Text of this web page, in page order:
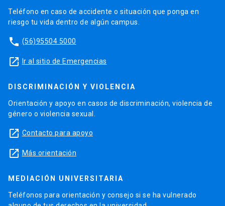
Teléfono en caso de accidente o situación que ponga en
riesgo tu vida dentro de algún campus.
phone (56)95504 5000
launch Ir al sitio de Emergencias
DISCRIMINACIÓN Y VIOLENCIA
Orientación y apoyo en casos de discriminación, violencia de
género o violencia sexual.
launch Contacto para apoyo
launch Más orientación
MEDIACIÓN UNIVERSITARIA
Teléfonos para orientación y consejo si se ha vulnerado